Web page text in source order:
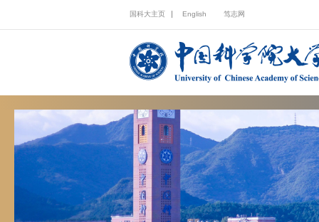
国科大主页 English 笃志网